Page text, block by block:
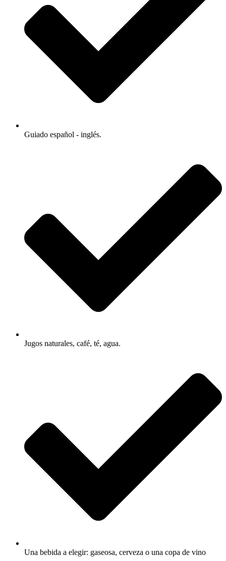
Guiado español - inglés.
Jugos naturales, café, té, agua.
Una bebida a elegir: gaseosa, cerveza o una copa de vino